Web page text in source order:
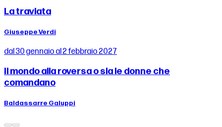
La traviata
Giuseppe Verdi
dal 30 gennaio al 2 febbraio 2027
Il mondo alla roversa o sia le donne che
comandano
Baldassarre Galuppi